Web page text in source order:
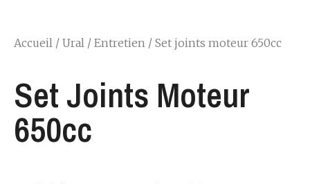
Accueil / Ural / Entretien / Set joints moteur 650cc
Set Joints Moteur
650cc